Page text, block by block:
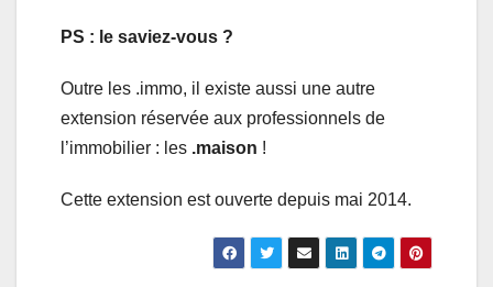
PS : le saviez-vous ?
Outre les .immo, il existe aussi une autre
extension réservée aux professionnels de
l’immobilier : les .maison !
Cette extension est ouverte depuis mai 2014.